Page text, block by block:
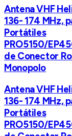
Antena VHF
136- 174 MHz,
Portátiles
PRO5150/
de Conector
Monopolo
Antena VHF
136- 174 MHz,
Portátiles
PRO5150/